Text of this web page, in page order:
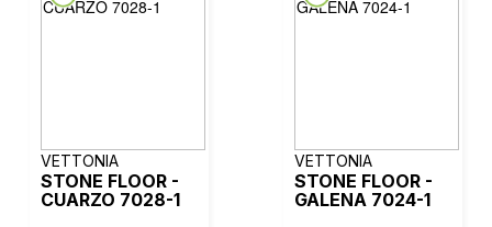
VETTONIA
STONE FLOOR -
CUARZO 7028-1
VETTONIA
STONE FLOOR -
GALENA 7024-1